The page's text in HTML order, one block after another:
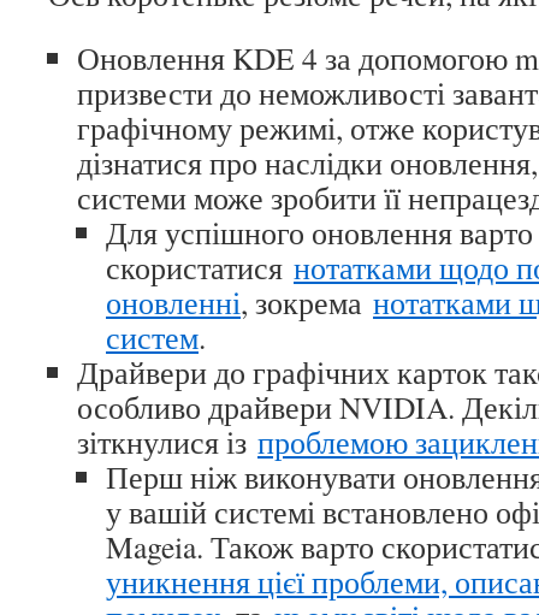
Оновлення KDE 4 за допомогою
призвести до неможливості
графічному режимі, отже
дізнатися про наслідки
системи може зробити її
Для успішного оновлення варто
скористатися нотатками щодо
оновленні, зокрема нотатками
систем.
Драйвери до графічних карток
особливо драйвери NVIDIA.
зіткнулися із проблемою
Перш ніж виконувати
у вашій системі встановлено
Mageia. Також варто
уникнення цієї проблеми,